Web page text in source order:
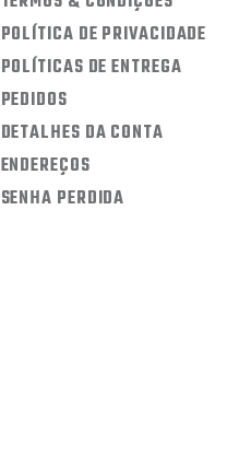
POLÍTICA DE PRIVACIDADE
POLÍTICAS DE ENTREGA
PEDIDOS
DETALHES DA CONTA
ENDEREÇOS
SENHA PERDIDA